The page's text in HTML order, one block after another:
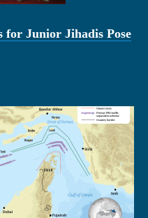
for Junior Jihadis Pose